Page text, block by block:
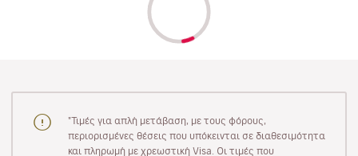
"Τιμές για απλή μετάβαση, με τους φόρους,
περιορισμένες θέσεις που υπόκεινται σε διαθεσιμότητα
και πληρωμή με χρεωστική Visa. Οι τιμές που